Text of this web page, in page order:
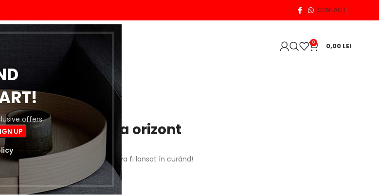
offers
CONTACT
0 0,00 LEI
lucruri mărețe la orizont
Magazinul nostru este în lucru și va fi lansat în curând!